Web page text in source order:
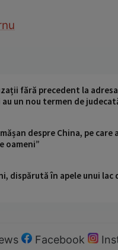
fără precedent la
au un nou termen de
despre China, pe
oameni”
dispărută în apele unui
Facebook